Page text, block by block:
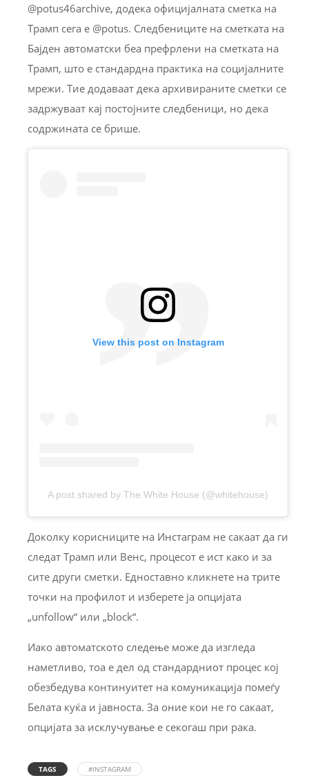
@potus46archive, додека официјалната сметка на
Трамп сега е @potus. Следбениците на сметката на
Бајден автоматски беа префрлени на сметката на
Трамп, што е стандардна практика на социјалните
мрежи. Тие додаваат дека архивираните сметки се
задржуваат кај постојните следбеници, но дека
содржината се брише.
View this post on Instagram
A post shared by The White House (@whitehouse)
Доколку корисниците на Инстаграм не сакаат да ги
следат Трамп или Венс, процесот е ист како и за
сите други сметки. Едноставно кликнете на трите
точки на профилот и изберете ја опцијата
„unfollow“ или „block“.
Иако автоматското следење може да изгледа
наметливо, тоа е дел од стандардниот процес кој
обезбедува континуитет на комуникација помеѓу
Белата куќа и јавноста. За оние кои не го сакаат,
опцијата за исклучување е секогаш при рака.
TAGS #INSTAGRAM